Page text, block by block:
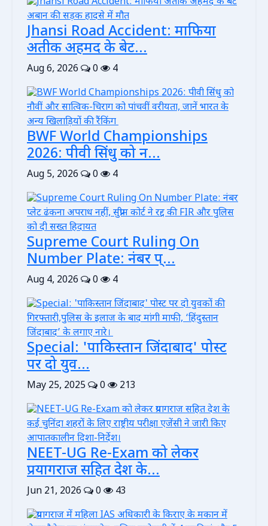
Jhansi Road Accident: माफिया
अतीक अहमद के बेट...
Aug 6, 2026 0 4
BWF World Championships
2026: पीवी सिंधु को न...
Aug 5, 2026 0 4
Supreme Court Ruling On
Number Plate: नंबर प्...
Aug 4, 2026 0 4
Special: 'पाकिस्तान जिंदाबाद' पोस्ट
पर दो युव...
May 25, 2025 0 213
NEET-UG Re-Exam को लेकर
प्रयागराज सहित देश के...
Jun 21, 2026 0 43